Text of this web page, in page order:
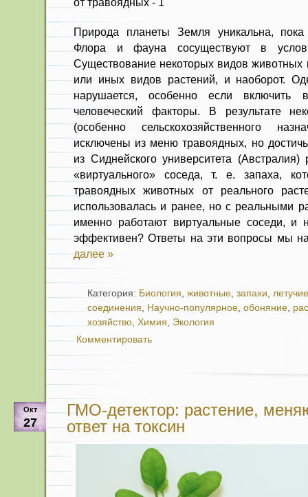
Природа планеты Земля уникальна,
Флора и фауна сосуществуют в
Существование некоторых видов животных
или иных видов растений, и наоборот.
нарушается, особенно если включить
человеческий факторы. В результате
(особенно сельскохозяйственного
исключены из меню травоядных, но
из Сиднейского университета (Австралия)
«виртуального» соседа, т. е. запаха,
травоядных животных от реального
использовалась и ранее, но с реальными
именно работают виртуальные соседи, и
эффективен? Ответы на эти вопросы мы
далее »
Категория: Биология, животные, запахи,
соединения, Научно-популярное, обоняние,
хозяйство, Химия, Экология
Комментировать
Окт
27
ГМО-детектор: растение,
ответ на токсин